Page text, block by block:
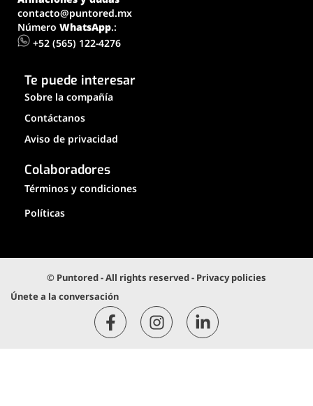
contacto@puntored.mx
Número WhatsApp.:
+52 (565) 122-4276
Te puede interesar
Sobre la compañía
Contáctanos
Aviso de privacidad
Colaboradores
Términos y condiciones
Políticas
© Puntored - All rights reserved - Privacy policies
Únete a la conversación